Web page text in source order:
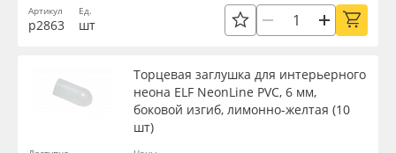
Артикул
р2863
Ед.
шт
Торцевая заглушка для интерьерного
неона ELF NeonLine PVC, 6 мм,
боковой изгиб, лимонно-желтая (10
шт)